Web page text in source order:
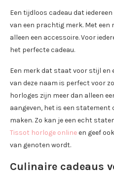
Een tijdloos cadeau dat
van een prachtig merk. Met een
alleen een accessoire. Voor
het perfecte cadeau.
Een merk dat staat voor stijl en
van deze naam is perfect voor
horloges zijn meer dan alleen
aangeven, het is een statement
maken. Zo kan je een echt
Tissot horloge onlineen geef
van genoten wordt.
Culinaire cadeaus